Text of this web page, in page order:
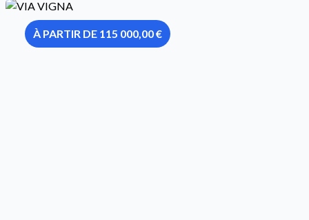
À PARTIR DE 115 000,00 €